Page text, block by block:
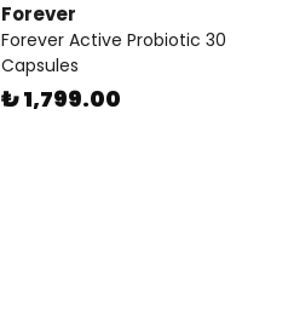
Forever
Forever Active Probiotic 30
Capsules
₺ 1,799.00